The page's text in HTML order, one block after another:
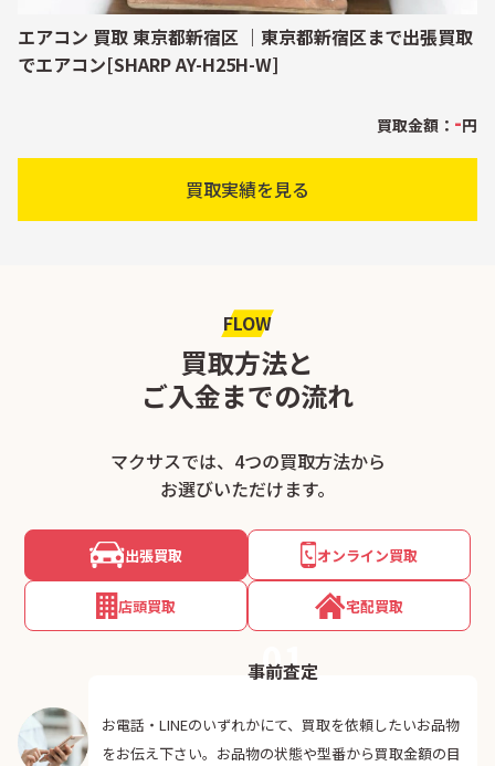
エアコン 買取 東京都新宿区 ｜東京都新宿区まで出張買取
でエアコン[SHARP AY-H25H-W]
買取金額： -円
買取実績を見る
FLOW
買取方法と
ご入金までの流れ
マクサスでは、4つの買取方法から
お選びいただけます。
出張買取 オンライン買取
店頭買取 宅配買取
01
事前査定
お電話・LINEのいずれかにて、買取を依頼したいお品物
をお伝え下さい。お品物の状態や型番から買取金額の目